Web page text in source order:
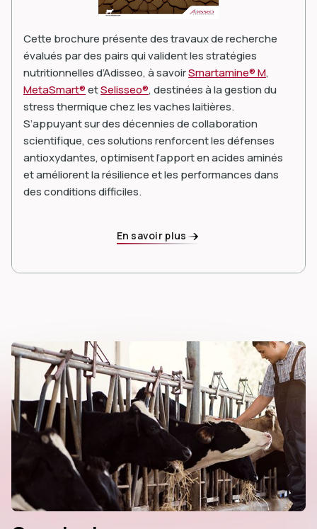
Cette brochure présente des travaux de recherche
évalués par des pairs qui valident les stratégies
nutritionnelles d’Adisseo, à savoirSmartamine® M,
MetaSmart®etSelisseo®, destinées à la gestion du
stress thermique chez les vaches laitières.
S’appuyant sur des décennies de collaboration
scientifique, ces solutions renforcent les défenses
antioxydantes, optimisent l’apport en acides aminés
et améliorent la résilience et les performances dans
des conditions difficiles.
En savoir plus